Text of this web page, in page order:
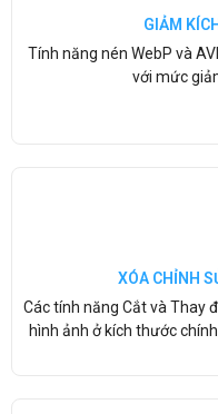
GIẢM
Tính năng nén WebP và
với mức
XÓA CHỈNH
Các tính năng Cắt và Thay
hình ảnh ở kích thước